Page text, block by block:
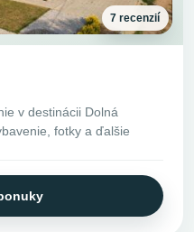
7 recenzií
v destinácii Dolná
fotky a ďalšie